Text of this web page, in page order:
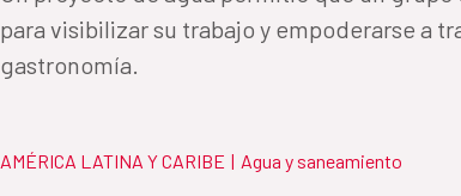
para visibilizar su trabajo y empoderarse a
gastronomía.
AMÉRICA LATINA Y CARIBE | Agua y saneamiento